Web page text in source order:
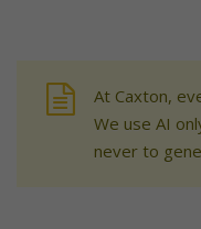
At Caxton,
We use AI
never to